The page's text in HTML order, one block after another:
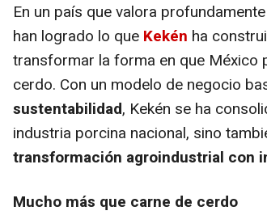
En un país que valora
han logrado lo que Kekén ha
transformar la forma en que México
cerdo. Con un modelo de negocio
sustentabilidad, Kekén se ha
industria porcina nacional, sino
transformación agroindustrial con
Mucho más que carne de cerdo